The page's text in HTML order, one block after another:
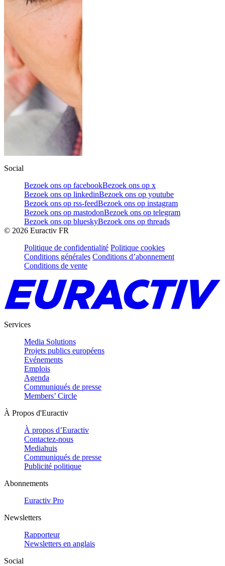
Social
Bezoek ons op facebookBezoek ons op x
Bezoek ons op linkedinBezoek ons op youtube
Bezoek ons op rss-feedBezoek ons op instagram
Bezoek ons op mastodonBezoek ons op telegram
Bezoek ons op blueskyBezoek ons op threads
© 2026 Euractiv FR
Politique de confidentialité Politique cookies
Conditions générales Conditions d’abonnement
Conditions de vente
Services
Media Solutions
Projets publics européens
Evénements
Emplois
Agenda
Communiqués de presse
Members’ Circle
À Propos d'Euractiv
À propos d’Euractiv
Contactez-nous
Mediahuis
Communiqués de presse
Publicité politique
Abonnements
Euractiv Pro
Newsletters
Rapporteur
Newsletters en anglais
Social